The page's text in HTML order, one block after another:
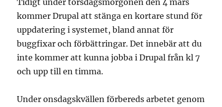
kommer Drupal att stänga en kortare stund för
uppdatering i systemet, bland annat för
buggfixar och förbättringar. Det innebär att du
inte kommer att kunna jobba i Drupal från kl 7
och upp till en timma.
Under onsdagskvällen förbereds arbetet genom